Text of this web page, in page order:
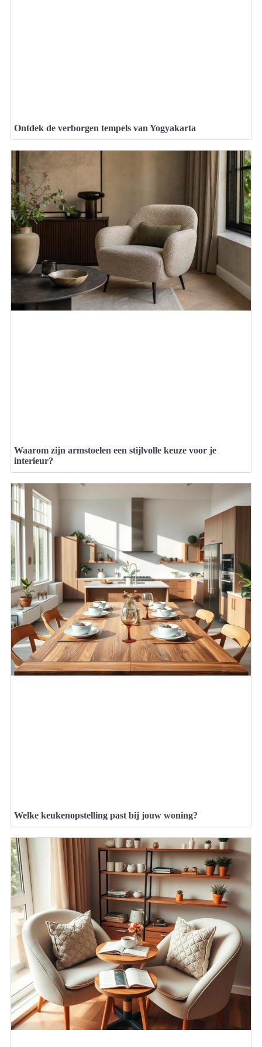
Ontdek de verborgen tempels van Yogyakarta
Waarom zijn armstoelen een stijlvolle keuze voor je
interieur?
Welke keukenopstelling past bij jouw woning?